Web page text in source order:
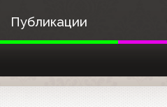
Публикации